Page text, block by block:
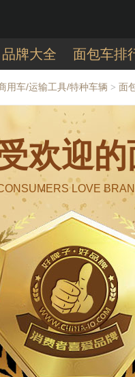
品牌大全 面包车排
用车/运输工具/特种车辆 > 面
欢迎
LOVE